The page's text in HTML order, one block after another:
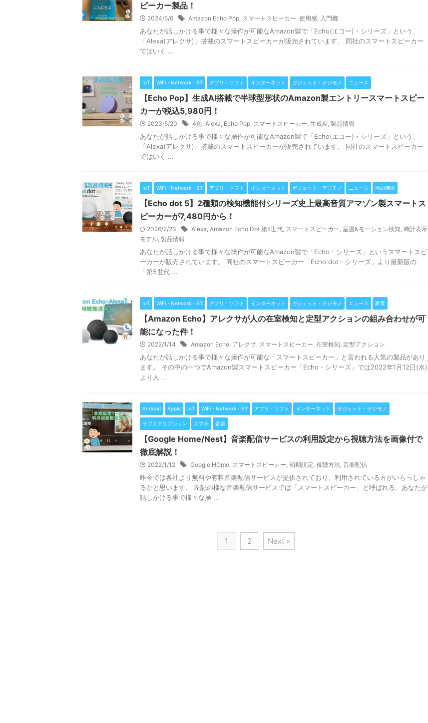
ピーカー製品！
2024/5/6 Amazon Echo Pop, スマートスピーカー, 使用感, 入門機
あなたが話しかける事で様々な操作が可能なAmazon製で「Echo(エコー)・シリーズ」という、
「Alexa(アレクサ)」搭載のスマートスピーカーが販売されています。 同社のスマートスピーカー
ではいく ...
IoT WiFi・Network・BT アプリ・ソフト インターネット ガジェット・デジモノ ニュース
【Echo Pop】生成AI搭載で半球型形状のAmazon製エントリースマートスピー
カーが税込5,980円！
2023/5/20 4色, Alexa, Echo Pop, スマートスピーカー, 生成AI, 製品情報
あなたが話しかける事で様々な操作が可能なAmazon製で「Echo(エコー)・シリーズ」という、
「Alexa(アレクサ)」搭載のスマートスピーカーが販売されています。 同社のスマートスピーカー
ではいく ...
IoT WiFi・Network・BT アプリ・ソフト インターネット ガジェット・デジモノ ニュース 周辺機器
【Echo dot 5】2種類の検知機能付シリーズ史上最高音質アマゾン製スマートス
ピーカーが7,480円から！
2026/2/23 Alexa, Amazon Echo Dot 第5世代, スマートスピーカー, 室温&モーション検知, 時計表示
モデル, 製品情報
あなたが話しかける事で様々な操作が可能なAmazon製で「Echo・シリーズ」というスマートスピ
ーカーが販売されています。 同社のスマートスピーカー「Echo dot・シリーズ」より最新版の
「第5世代 ...
IoT WiFi・Network・BT アプリ・ソフト インターネット ガジェット・デジモノ ニュース 家電
【Amazon Echo】アレクサが人の在室検知と定型アクションの組み合わせが可
能になった件！
2022/1/14 Amazon Echo, アレクサ, スマートスピーカー, 在室検知, 定型アクション
あなたが話しかける事で様々な操作が可能な「スマートスピーカー」と言われる人気の製品があり
ます。 その中の一つでAmazon製スマートスピーカー「Echo・シリーズ」では2022年1月12日(水)
より人 ...
Android Apple IoT WiFi・Network・BT アプリ・ソフト インターネット ガジェット・デジモノ
サブスクリプション スマホ 音楽
【Google Home/Nest】音楽配信サービスの利用設定から視聴方法を画像付で
徹底解説！
2022/1/12 Google HOme, スマートスピーカー, 初期設定, 視聴方法, 音楽配信
昨今では各社より無料や有料音楽配信サービスが提供されており、利用されている方がいらっしゃ
るかと思います。 左記の様な音楽配信サービスでは「スマートスピーカー」と呼ばれる、あなたが
話しかける事で様々な操 ...
1 2 Next »